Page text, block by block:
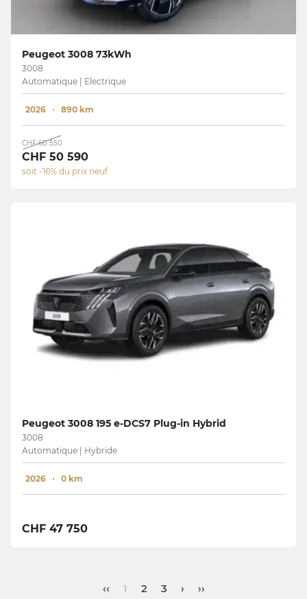
Peugeot 3008 73kWh
3008
Automatique | Electrique
2026 890 km
CHF 60 550
CHF 50 590
soit -16% du prix neuf
Peugeot 3008 195 e-DCS7 Plug-in Hybrid
3008
Automatique | Hybride
2026 0 km
CHF 47 750
‹‹ 1 2 3 › ››